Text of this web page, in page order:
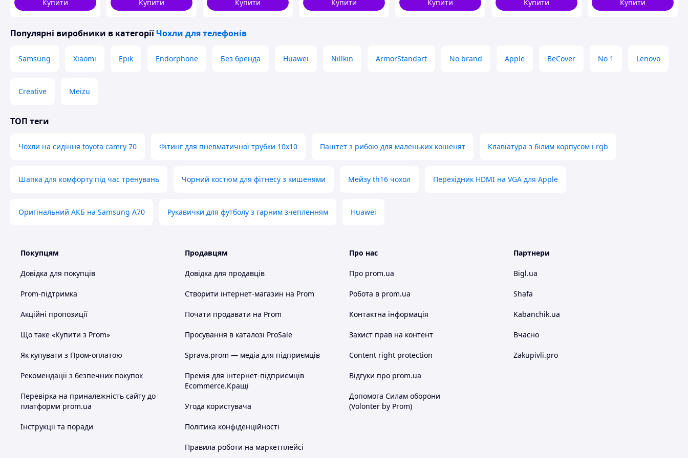
Купити Купити Купити Купити Купити Купити Купити
Популярні виробники в категоріїЧохли для телефонів
Samsung Xiaomi Epik Endorphone Без бренда Huawei Nillkin ArmorStandart No brand Apple BeCover No 1 Lenovo
Creative Meizu
ТОП теги
Чохли на сидіння toyota camry 70 Фітинг для пневматичної трубки 10x10 Паштет з рибою для маленьких кошенят Клавіатура з білим корпусом і rgb
Шапка для комфорту під час тренувань Чорний костюм для фітнесу з кишенями Мейзу th16 чохол Перехідник HDMI на VGA для Apple
Оригінальний АКБ на Samsung A70 Рукавички для футболу з гарним зчепленням Huawei
Покупцям
Довідка для покупців
Prom-підтримка
Акційні пропозиції
Що таке «Купити з Prom»
Як купувати з Пром-оплатою
Рекомендації з безпечних покупок
Перевірка на приналежність сайту до
платформи prom.ua
Інструкції та поради
Продавцям
Довідка для продавців
Створити інтернет-магазин на Prom
Почати продавати на Prom
Просування в каталозі ProSale
Sprava.prom — медіа для підприємців
Премія для інтернет-підприємців
Ecommerce.Кращі
Угода користувача
Політика конфіденційності
Правила роботи на маркетплейсі
Про нас
Про prom.ua
Робота в prom.ua
Контактна інформація
Захист прав на контент
Content right protection
Відгуки про prom.ua
Допомога Силам оборони
(Volonter by Prom)
Партнери
Bigl.ua
Shafa
Kabanchik.ua
Вчасно
Zakupivli.pro